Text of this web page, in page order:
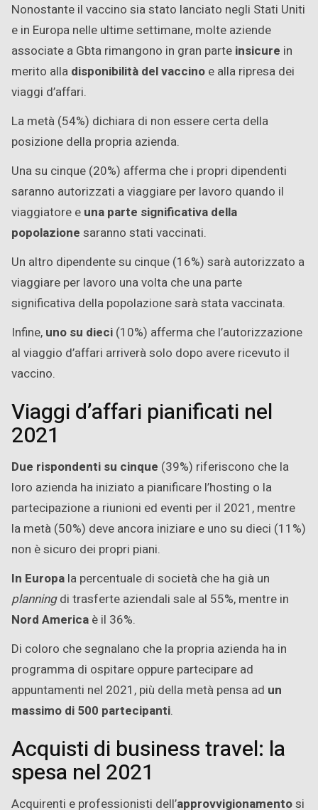
Nonostante il vaccino sia stato lanciato negli Stati Uniti
e in Europa nelle ultime settimane, molte aziende
associate a Gbta rimangono in gran parte insicure in
merito alla disponibilità del vaccino e alla ripresa dei
viaggi d’affari.
La metà (54%) dichiara di non essere certa della
posizione della propria azienda.
Una su cinque (20%) afferma che i propri dipendenti
saranno autorizzati a viaggiare per lavoro quando il
viaggiatore e una parte significativa della
popolazione saranno stati vaccinati.
Un altro dipendente su cinque (16%) sarà autorizzato a
viaggiare per lavoro una volta che una parte
significativa della popolazione sarà stata vaccinata.
Infine, uno su dieci (10%) afferma che l’autorizzazione
al viaggio d’affari arriverà solo dopo avere ricevuto il
vaccino.
Viaggi d’affari pianificati nel
2021
Due rispondenti su cinque (39%) riferiscono che la
loro azienda ha iniziato a pianificare l’hosting o la
partecipazione a riunioni ed eventi per il 2021, mentre
la metà (50%) deve ancora iniziare e uno su dieci (11%)
non è sicuro dei propri piani.
In Europa la percentuale di società che ha già un
planningdi trasferte aziendali sale al 55%, mentre in
Nord America è il 36%.
Di coloro che segnalano che la propria azienda ha in
programma di ospitare oppure partecipare ad
appuntamenti nel 2021, più della metà pensa ad un
massimo di 500 partecipanti.
Acquisti di business travel: la
spesa nel 2021
Acquirenti e professionisti dell’approvvigionamentosi